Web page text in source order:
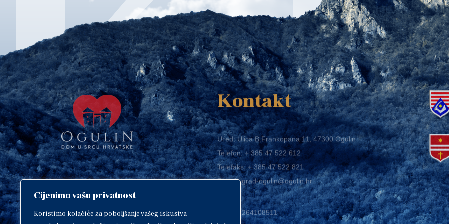
Cijenimo vašu privatnost
Koristimo kolačiće za poboljšanje vašeg iskustva
Copyright © 2018. Grad Ogulin,
sva prava pridržana.
Kontakt
Ured: Ulica B.Frankopana 11, 47300 Ogulin
Telefon:+ 385 47 522 612
Telefaks:+ 385 47 522 821
E-mail:grad-ogulin@ogulin.hr
OIB: 58264108511
IBAN: HR1424020061829700009